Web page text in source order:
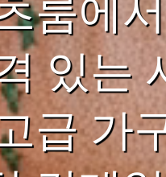
룸에
있는
급 가